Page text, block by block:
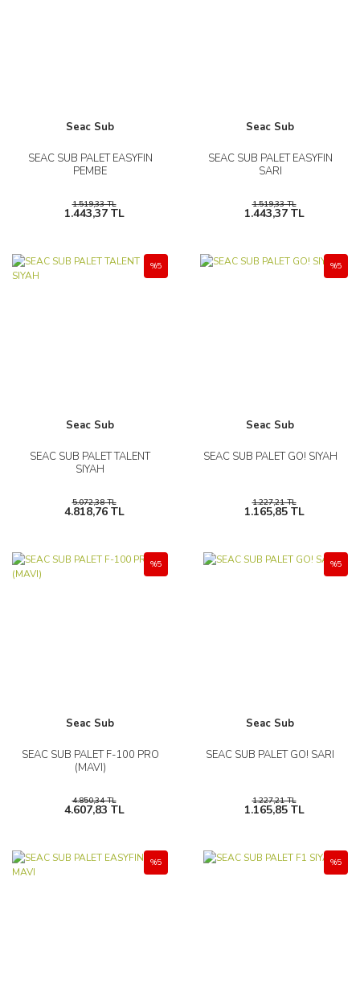
Seac Sub
SEAC SUB PALET EASYFIN
PEMBE
1.519,33 TL
1.443,37 TL
Seac Sub
SEAC SUB PALET EASYFIN
SARI
1.519,33 TL
1.443,37 TL
Seac Sub
SEAC SUB PALET TALENT
SIYAH
%5
5.072,38 TL
4.818,76 TL
Seac Sub
SEAC SUB PALET GO! SIYAH
%5
1.227,21 TL
1.165,85 TL
Seac Sub
SEAC SUB PALET F-100 PRO
(MAVI)
%5
4.850,34 TL
4.607,83 TL
Seac Sub
SEAC SUB PALET GO! SARI
%5
1.227,21 TL
1.165,85 TL
%5 %5